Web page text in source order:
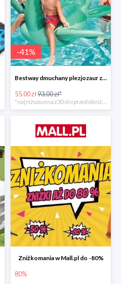
-41%
Bestway dmuchany plezjozaur z uchwytami -40%
55.00 zł93.00 zł*
*najniższa cena z 30 dni przed obniżką
Zniżkomania w Mall.pl do -80%
80%